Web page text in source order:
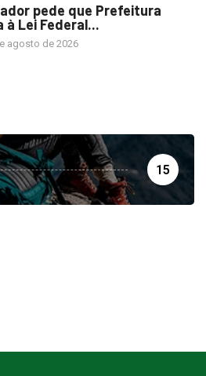
pede que Prefeitura
à Lei Federal...
agosto de 2026
15